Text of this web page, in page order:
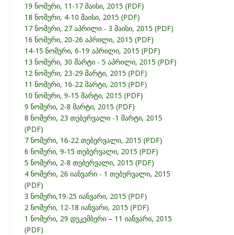
19 ნომერი, 11-17 მაისი, 2015 (PDF)
18 ნომერი, 4-10 მაისი, 2015 (PDF)
17 ნომერი, 27 აპრილი - 3 მაისი, 2015 (PDF)
16 ნომერი, 20-26 აპრილი, 2015 (PDF)
14-15 ნომერი, 6-19 აპრილი, 2015 (PDF)
13 ნომერი, 30 მარტი - 5 აპრილი, 2015 (PDF)
12 ნომერი, 23-29 მარტი, 2015 (PDF)
11 ნომერი, 16-22 მარტი, 2015 (PDF)
10 ნომერი, 9-15 მარტი, 2015 (PDF)
9 ნომერი, 2-8 მარტი, 2015 (PDF)
8 ნომერი, 23 თებერვალი -1 მარტი, 2015
(PDF)
7 ნომერი, 16-22 თებერვალი, 2015 (PDF)
6 ნომერი, 9-15 თებერვალი, 2015 (PDF)
5 ნომერი, 2-8 თებერვალი, 2015 (PDF)
4 ნომერი, 26 იანვარი - 1 თებერვალი, 2015
(PDF)
3 ნომერი,19-25 იანვარი, 2015 (PDF)
2 ნომერი, 12-18 იანვარი, 2015 (PDF)
1 ნომერი, 29 დეკემბერი – 11 იანვარი, 2015
(PDF)